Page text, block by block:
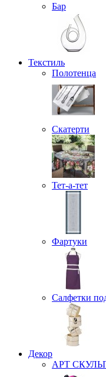
Бар
Текстиль
Полотенца
Скатерти
Тет-а-тет
Фартуки
Салфетки
Декор
АРТ